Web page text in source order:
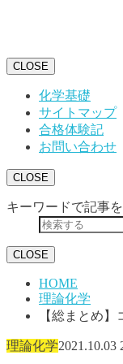
CLOSE
化学基礎
サイトマップ
合格体験記
お問い合わせ
CLOSE
キーワードで記事
CLOSE
HOME
理論化学
【総まとめ
理論化学2021.10.03